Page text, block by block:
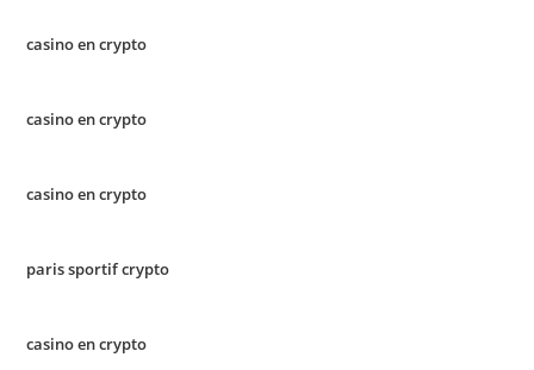
casino en crypto
casino en crypto
casino en crypto
paris sportif crypto
casino en crypto